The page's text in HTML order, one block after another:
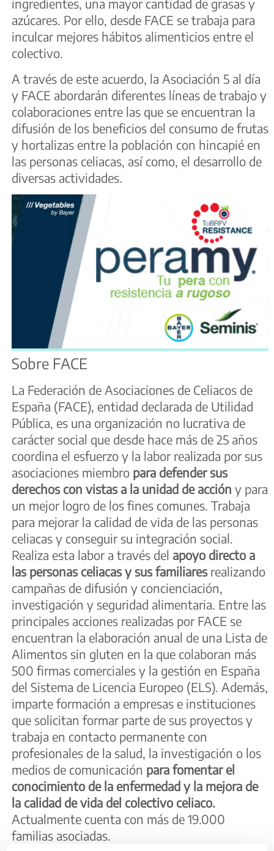
ingredientes, una mayor cantidad de grasas y
azúcares. Por ello, desde FACE se trabaja para
inculcar mejores hábitos alimenticios entre el
colectivo.
A través de este acuerdo, la Asociación 5 al día
y FACE abordarán diferentes líneas de trabajo y
colaboraciones entre las que se encuentran la
difusión de los beneficios del consumo de frutas
y hortalizas entre la población con hincapié en
las personas celiacas, así como, el desarrollo de
diversas actividades.
Sobre FACE
La Federación de Asociaciones de Celiacos de
España (FACE), entidad declarada de Utilidad
Pública, es una organización no lucrativa de
carácter social que desde hace más de 25 años
coordina el esfuerzo y la labor realizada por sus
asociaciones miembro para defender sus
derechos con vistas a la unidad de acción y para
un mejor logro de los fines comunes. Trabaja
para mejorar la calidad de vida de las personas
celiacas y conseguir su integración social.
Realiza esta labor a través del apoyo directo a
las personas celiacas y sus familiaresrealizando
campañas de difusión y concienciación,
investigación y seguridad alimentaria. Entre las
principales acciones realizadas por FACE se
encuentran la elaboración anual de una Lista de
Alimentos sin gluten en la que colaboran más
500 firmas comerciales y la gestión en España
del Sistema de Licencia Europeo (ELS). Además,
imparte formación a empresas e instituciones
que solicitan formar parte de sus proyectos y
trabaja en contacto permanente con
profesionales de la salud, la investigación o los
medios de comunicación para fomentar el
conocimiento de la enfermedad y la mejora de
la calidad de vida del colectivo celiaco.
Actualmente cuenta con más de 19.000
familias asociadas.